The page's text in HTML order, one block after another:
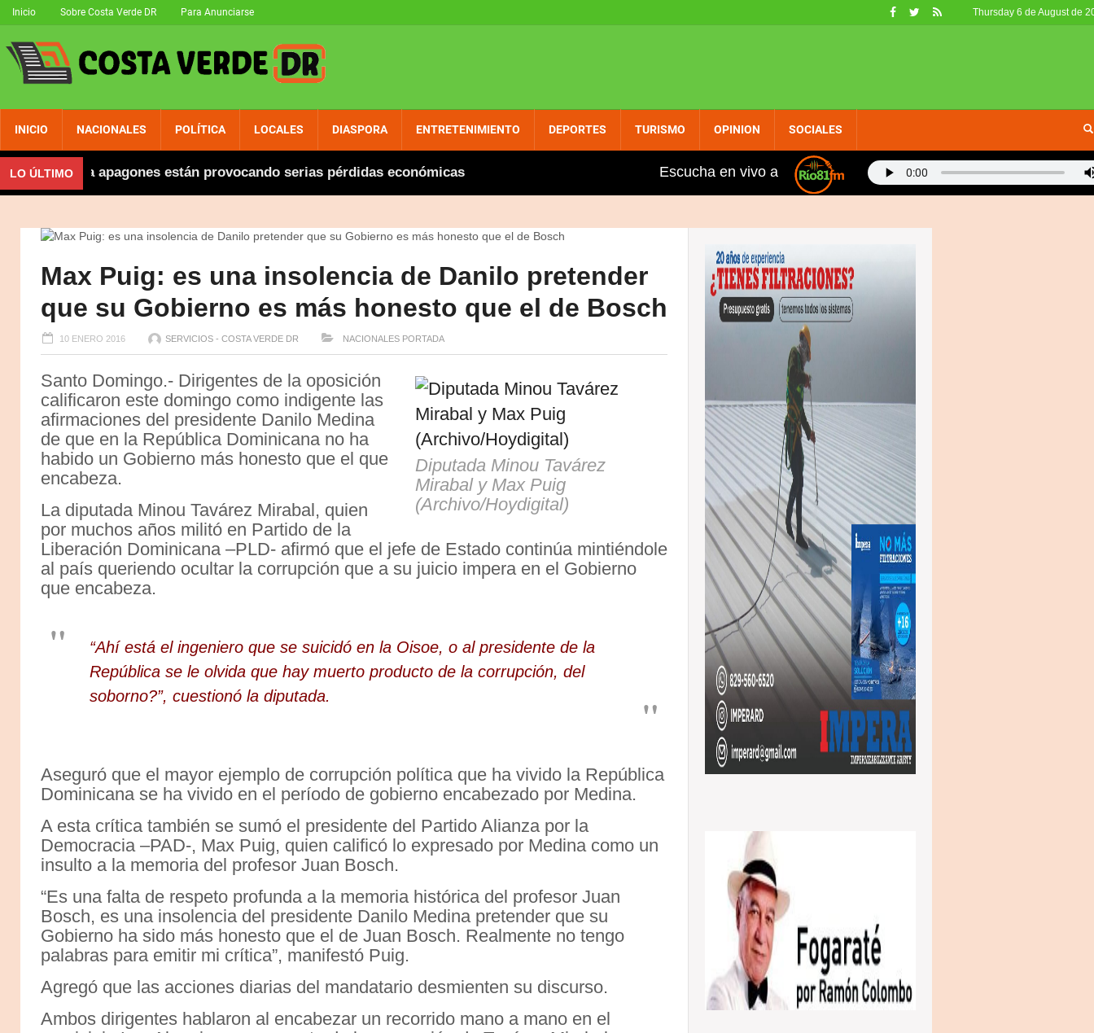
Thursday 6 de August de
Inicio Sobre Costa Verde DR Para Anunciarse
INICIO NACIONALES POLÍTICA LOCALES DIASPORA ENTRETENIMIENTO DEPORTES TURISMO OPINION SOCIALES
LO ÚLTIMOapagones están provocando serias pérdidas económicas Regidor Rubén Santos someterá resolución para impulsar alianza en construcción carretera
Escucha en vivo a
Max Puig: es una insolencia de Danilo pretender
que su Gobierno es más honesto que el de Bosch
10 ENERO 2016 SERVICIOS - COSTA VERDE DR NACIONALES PORTADA
Diputada Minou Tavárez
Mirabal y Max Puig
(Archivo/Hoydigital)
Santo Domingo.- Dirigentes de la oposición
calificaron este domingo como indigente las
afirmaciones del presidente Danilo Medina
de que en la República Dominicana no ha
habido un Gobierno más honesto que el que
encabeza.
La diputada Minou Tavárez Mirabal, quien
por muchos años militó en Partido de la
Liberación Dominicana –PLD- afirmó que el jefe de Estado continúa mintiéndole
al país queriendo ocultar la corrupción que a su juicio impera en el Gobierno
que encabeza.
“Ahí está el ingeniero que se suicidó en la Oisoe, o al presidente de la
República se le olvida que hay muerto producto de la corrupción, del
soborno?”, cuestionó la diputada.
Aseguró que el mayor ejemplo de corrupción política que ha vivido la República
Dominicana se ha vivido en el período de gobierno encabezado por Medina.
A esta crítica también se sumó el presidente del Partido Alianza por la
Democracia –PAD-, Max Puig, quien calificó lo expresado por Medina como un
insulto a la memoria del profesor Juan Bosch.
“Es una falta de respeto profunda a la memoria histórica del profesor Juan
Bosch, es una insolencia del presidente Danilo Medina pretender que su
Gobierno ha sido más honesto que el de Juan Bosch. Realmente no tengo
palabras para emitir mi crítica”, manifestó Puig.
Agregó que las acciones diarias del mandatario desmienten su discurso.
Ambos dirigentes hablaron al encabezar un recorrido mano a mano en el